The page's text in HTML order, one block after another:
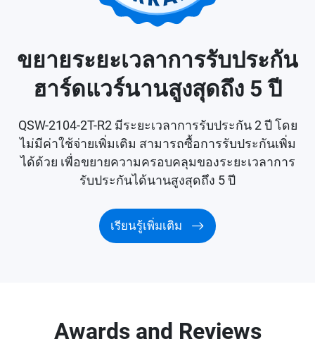
ขยายระยะเวลาการรับประกัน
ฮาร์ดแวร์นานสูงสุดถึง 5 ปี
QSW-2104-2T-R2 มีระยะเวลาการรับประกัน 2 ปี โดย
ไม่มีค่าใช้จ่ายเพิ่มเติม สามารถซื้อการรับประกันเพิ่ม
ได้ด้วย เพื่อขยายความครอบคลุมของระยะเวลาการ
รับประกันได้นานสูงสุดถึง 5 ปี
เรียนรู้เพิ่มเติม
Awards and Reviews